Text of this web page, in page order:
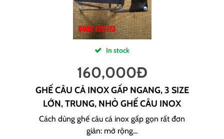
In stock
160,000Đ
GHẾ CÂU CÁ INOX GẤP NGANG, 3 SIZE
LỚN, TRUNG, NHỎ GHẾ CÂU INOX
Cách dùng ghế câu cá inox gấp gọn rất đơn
giản: mở rộng...